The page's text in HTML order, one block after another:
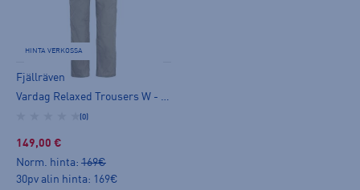
HINTA VERKOSSA
Fjällräven
Vardag Relaxed Trousers W - vapaa-ajan housut
(0)
149,00 €
Norm. hinta: 169€
30pv alin hinta: 169€